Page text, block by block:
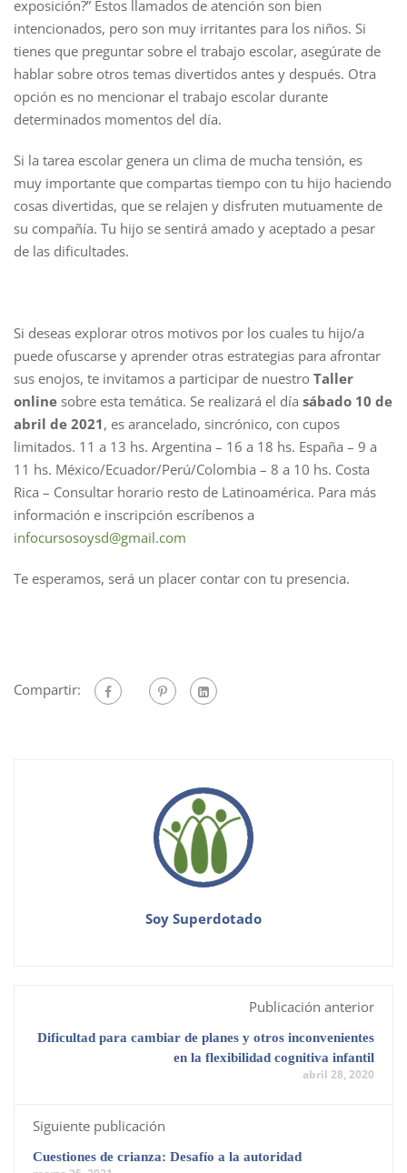
exposición?” Estos llamados de atención son bien
intencionados, pero son muy irritantes para los niños. Si
tienes que preguntar sobre el trabajo escolar, asegúrate de
hablar sobre otros temas divertidos antes y después. Otra
opción es no mencionar el trabajo escolar durante
determinados momentos del día.
Si la tarea escolar genera un clima de mucha tensión, es
muy importante que compartas tiempo con tu hijo haciendo
cosas divertidas, que se relajen y disfruten mutuamente de
su compañía. Tu hijo se sentirá amado y aceptado a pesar
de las dificultades.
Si deseas explorar otros motivos por los cuales tu hijo/a
puede ofuscarse y aprender otras estrategias para afrontar
sus enojos, te invitamos a participar de nuestro Taller
online sobre esta temática. Se realizará el día sábado 10 de
abril de 2021, es arancelado, sincrónico, con cupos
limitados. 11 a 13 hs. Argentina – 16 a 18 hs. España – 9 a
11 hs. México/Ecuador/Perú/Colombia – 8 a 10 hs. Costa
Rica – Consultar horario resto de Latinoamérica. Para más
información e inscripción escríbenos a
infocursosoysd@gmail.com
Te esperamos, será un placer contar con tu presencia.
Compartir:
Soy Superdotado
Publicación anterior
Dificultad para cambiar de planes y otros inconvenientes
en la flexibilidad cognitiva infantil
abril 28, 2020
Siguiente publicación
Cuestiones de crianza: Desafío a la autoridad